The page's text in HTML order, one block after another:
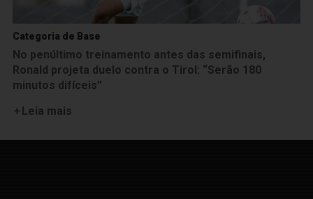
Categoria de Base
No penúltimo treinamento antes das semifinais,
Ronald projeta duelo contra o Tirol: “Serão 180
minutos difíceis”
Leia mais